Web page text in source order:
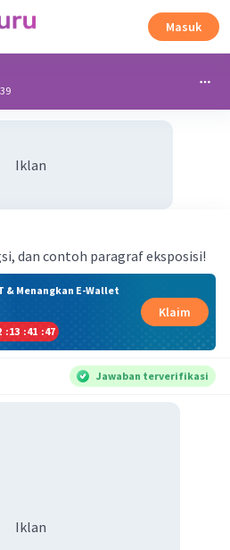
Masuk
Iklan
dan contoh paragraf eksposisi!
& Menangkan E-Wallet
:13 :41 :47
Klaim
Jawaban terverifikasi
Iklan